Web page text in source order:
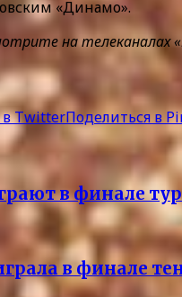
«Динамо».
на телеканалах
в TwitterПоделиться в
в финале
в финале